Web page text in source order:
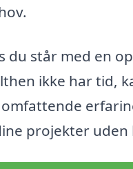
du står med en
ikke har tid,
projekter uden